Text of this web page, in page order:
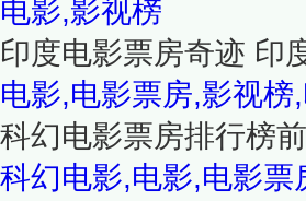
电影,影视榜
印度电影票房奇迹 印
电影,电影票房,影视榜
科幻电影票房排行榜
科幻电影,电影,电影票